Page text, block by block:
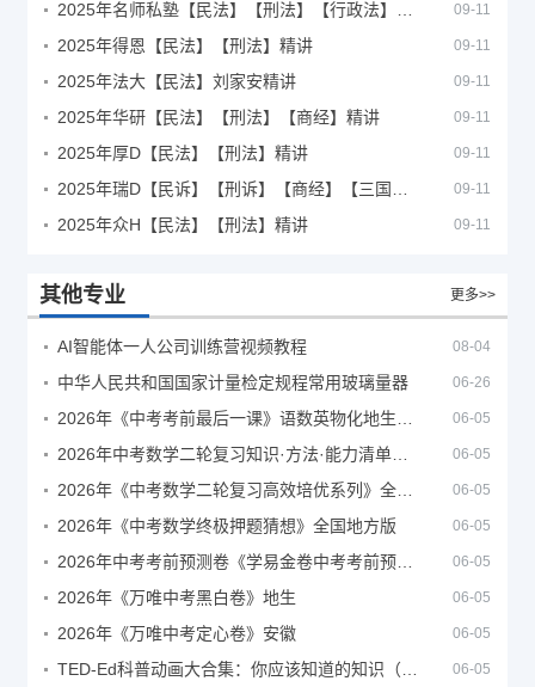
09-11
2025年得恩【民法】【刑法】精讲 09-11
2025年法大【民法】刘家安精讲 09-11
2025年华研【民法】【刑法】【商经】精讲 09-11
2025年厚D【民法】【刑法】精讲 09-11
09-11
2025年众H【民法】【刑法】精讲 09-11
其他专业 更多>>
AI智能体一人公司训练营视频教程 08-04
中华人民共和国国家计量检定规程常用玻璃量器 06-26
06-05
06-05
06-05
2026年《中考数学终极押题猜想》全国地方版 06-05
06-05
2026年《万唯中考黑白卷》地生 06-05
2026年《万唯中考定心卷》安徽 06-05
06-05